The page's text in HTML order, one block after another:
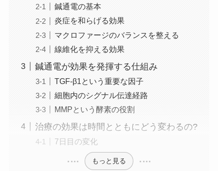
鍼通電の基本
炎症を和らげる効果
マクロファージのバランスを整える
線維化を抑える効果
鍼通電が効果を発揮する仕組み
TGF-β1という重要な因子
細胞内のシグナル伝達経路
MMPという酵素の役割
治療の効果は時間とともにどう変わるの?
7日目の変化
もっと見る